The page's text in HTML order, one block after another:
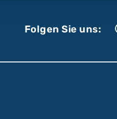
Folgen Sie uns: